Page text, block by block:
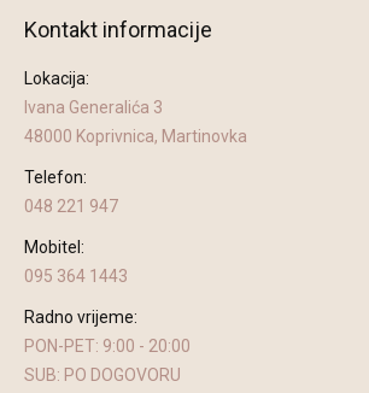
Kontakt informacije
Lokacija:
Ivana Generalića 3
48000 Koprivnica, Martinovka
Telefon:
048 221 947
Mobitel:
095 364 1443
Radno vrijeme:
PON-PET: 9:00 - 20:00
SUB: PO DOGOVORU